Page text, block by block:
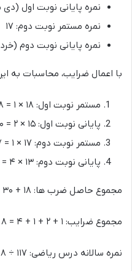
نمره پایانی نوبت اول (دی
نمره مستمر نوبت دوم: ۱۷
نمره پایانی نوبت دوم
با اعمال ضرایب، محاسبات به
مستمر نوبت اول: ۱۸ × ۱ = ۱۸
پایانی نوبت اول: ۱۵ × ۲ = ۳۰
مستمر نوبت دوم: ۱۷ × ۱ = ۱۷
پایانی نوبت دوم: ۱۳ × ۴ = ۵۲
مجموع حاصل ضرب ها: ۱۸ + ۳۰ + ۱۷ + ۵۲ = ۱۱۷
مجموع ضرایب: ۱ + ۲ + ۱ + ۴ = ۸
نمره سالانه درس ریاضی: ۱۱۷ ÷ ۸ = ۱۴.۶۲۵